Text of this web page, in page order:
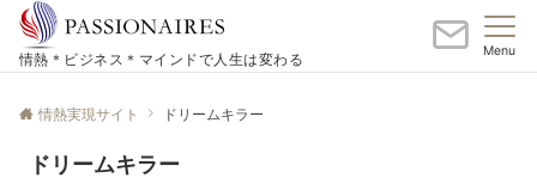
情熱＊ビジネス＊マインドで人生は変わる
Menu
情熱実現サイト ドリームキラー
ドリームキラー